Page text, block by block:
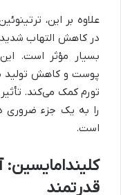
علاوه بر این،
در کاهش التهاب
بسیار مؤثر است.
پوست و کاهش تولید
تورم کمک می‌کند.
را به یک جزء ضروری
است.
قدرتمند